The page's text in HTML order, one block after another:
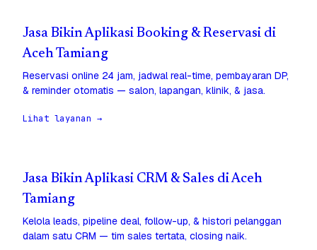
Jasa Bikin Aplikasi Booking & Reservasi di
Aceh Tamiang
Reservasi online 24 jam, jadwal real-time, pembayaran DP,
& reminder otomatis — salon, lapangan, klinik, & jasa.
Lihat layanan →
Jasa Bikin Aplikasi CRM & Sales di Aceh
Tamiang
Kelola leads, pipeline deal, follow-up, & histori pelanggan
dalam satu CRM — tim sales tertata, closing naik.